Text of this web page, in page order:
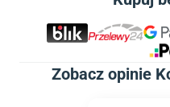
Zobacz opinie